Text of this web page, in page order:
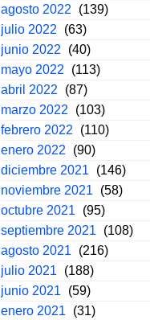
agosto 2022
(139)
julio 2022
(63)
junio 2022
(40)
mayo 2022
(113)
abril 2022
(87)
marzo 2022
(103)
febrero 2022
(110)
enero 2022
(90)
diciembre 2021
(146)
noviembre 2021
(58)
octubre 2021
(95)
septiembre 2021
(108)
agosto 2021
(216)
julio 2021
(188)
junio 2021
(59)
enero 2021
(31)